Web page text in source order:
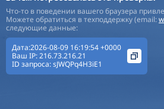
Что-то в поведении вашего браузера
Можете обратиться в техподдержку (email:
следующие данные:
Дата:2026-08-09 16:19:54 +0000
Ваш IP:216.73.216.21
ID запроса:sJWQPq4H3iE1